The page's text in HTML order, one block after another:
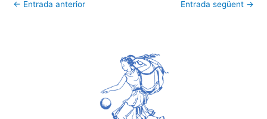
← Entrada anterior Entrada següent →